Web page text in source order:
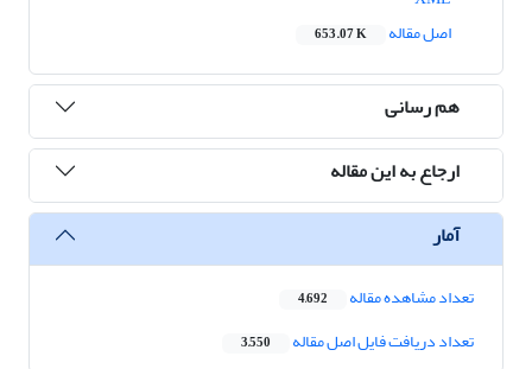
اصل مقاله
653.07 K
هم رسانی
ارجاع به این مقاله
آمار
تعداد مشاهده مقاله 4,692
تعداد دریافت فایل اصل مقاله 3,550